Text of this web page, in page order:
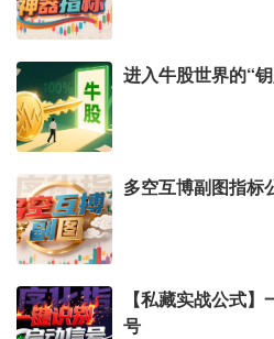
进入牛股世界的“
多空互博副图指标
【私藏实战公式
号